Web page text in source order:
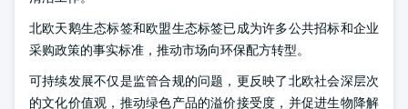
北欧天鹅生态标签和欧盟生态标签已成为许多公共招标和企业
采购政策的事实标准，推动市场向环保配方转型。
可持续发展不仅是监管合规的问题，更反映了北欧社会深层次
的文化价值观，推动绿色产品的溢价接受度，并促进生物降解